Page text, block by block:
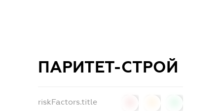
ПАРИТЕТ-СТРОЙ
riskFactors.title